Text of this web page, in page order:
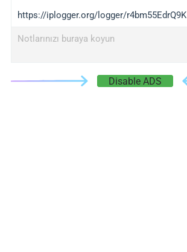
https://iplogger.org/logger/r4bm55EdrQ9K
Notlarınızı buraya koyun
Disable ADS